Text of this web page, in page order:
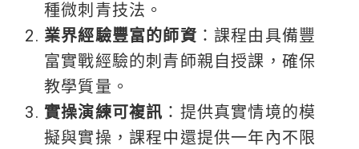
種微刺青技法。
業界經驗豐富的師資：課程由具備豐
富實戰經驗的刺青師親自授課，確保
教學質量。
實操演練可複訊 ：提供真實情境的模
擬與實操，課程中還提供一年內不限